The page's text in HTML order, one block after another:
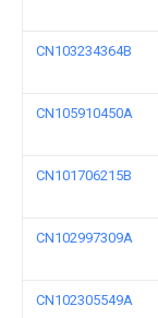
CN103234364B
CN105910450A
CN101706215B
CN102997309A
CN102305549A